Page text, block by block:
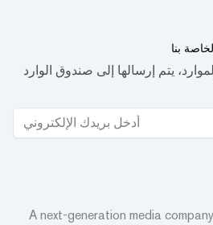
بنا
يتم إرسالها إلى صندوق الوارد